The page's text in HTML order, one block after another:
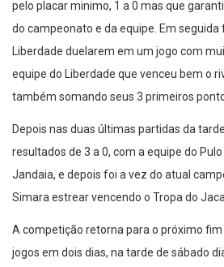
pelo placar minimo, 1 a 0 mas que
do campeonato e da equipe. Em seguida
Liberdade duelarem em um jogo com
equipe do Liberdade que venceu bem o
também somando seus 3 primeiros
Depois nas duas últimas partidas da
resultados de 3 a 0, com a equipe do Pulo
Jandaia, e depois foi a vez do atual
Simara estrear vencendo o Tropa do
A competição retorna para o próximo
jogos em dois dias, na tarde de sábado